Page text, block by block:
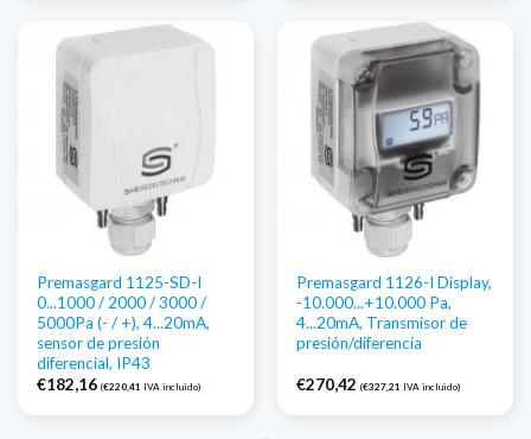
Premasgard 1125-SD-I
0...1000 / 2000 / 3000 /
5000Pa (- / +), 4...20mA,
sensor de presión
diferencial, IP43
€182,16 (€220,41 IVA incluido)
Premasgard 1126-I Display,
-10.000...+10.000 Pa,
4...20mA, Transmisor de
presión/diferencia
€270,42 (€327,21 IVA incluido)